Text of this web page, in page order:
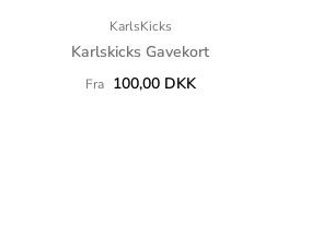
KarlsKicks
Karlskicks Gavekort
Fra 100,00 DKK